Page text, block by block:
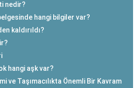
nedir?
hangi bilgiler var?
kaldırıldı?
hangi aşk var?
ve Taşımacılıkta Önemli Bir Kavram